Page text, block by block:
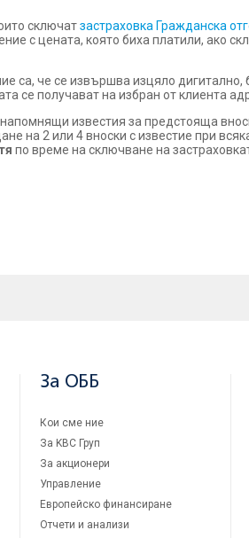
сключатзастраховка Гражданска
с цената, която биха платили, ако
са, че се извършва изцяло
се получават на избран от клиента
известия за предстояща
на 2 или 4 вноски с известие при
по време на сключване на
За ОББ
Кои сме ние
За KBC Груп
За акционери
Управление
Европейско финансиране
Отчети и анализи